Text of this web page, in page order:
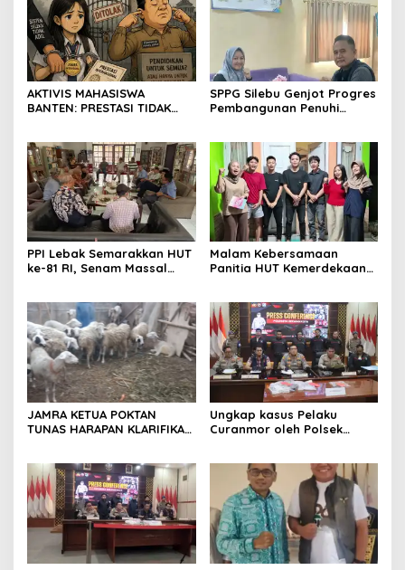
meningkatkan
profesionalisme dalam
jurnalistik
AKTIVIS MAHASISWA
BANTEN: PRESTASI TIDAK
SPPG Silebu Genjot Progres
Pembangunan Penuhi
PPI Lebak Semarakkan HUT
ke-81 RI, Senam Massal
Malam Kebersamaan
Panitia HUT Kemerdekaan
Desa Silebu Kec .Kragilan
JAMRA KETUA POKTAN
TUNAS HARAPAN KLARIFIKASI
Ungkap kasus Pelaku
Curanmor oleh Polsek